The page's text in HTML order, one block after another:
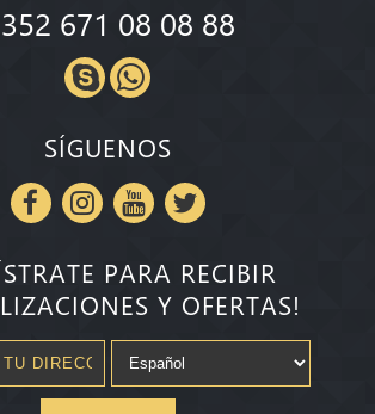
671 08 08 88
SÍGUENOS
PARA RECIBIR
Y OFERTAS!